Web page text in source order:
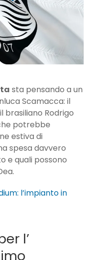
sta pensando a un
Scamacca: il
brasiliano Rodrigo
potrebbe
estiva di
spesa davvero
e quali possono
l’impianto in
l’